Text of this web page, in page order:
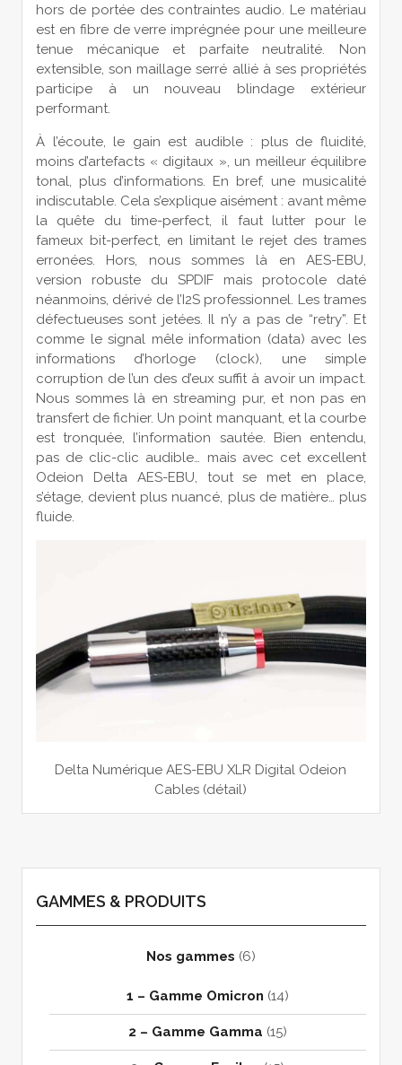
hors de portée des contraintes audio. Le matériau
est en fibre de verre imprégnée pour une meilleure
tenue mécanique et parfaite neutralité. Non
extensible, son maillage serré allié à ses propriétés
participe à un nouveau blindage extérieur
performant.
À l’écoute, le gain est audible : plus de fluidité,
moins d’artefacts « digitaux », un meilleur équilibre
tonal, plus d’informations. En bref, une musicalité
indiscutable. Cela s’explique aisément : avant même
la quête du time-perfect, il faut lutter pour le
fameux bit-perfect, en limitant le rejet des trames
erronées. Hors, nous sommes là en AES-EBU,
version robuste du SPDIF mais protocole daté
néanmoins, dérivé de l’I2S professionnel. Les trames
défectueuses sont jetées. Il n’y a pas de “retry”. Et
comme le signal mêle information (data) avec les
informations d’horloge (clock), une simple
corruption de l’un des d’eux suffit à avoir un impact.
Nous sommes là en streaming pur, et non pas en
transfert de fichier. Un point manquant, et la courbe
est tronquée, l’information sautée. Bien entendu,
pas de clic-clic audible… mais avec cet excellent
Odeion Delta AES-EBU, tout se met en place,
s’étage, devient plus nuancé, plus de matière… plus
fluide.
Delta Numérique AES-EBU XLR Digital Odeion
Cables (détail)
GAMMES & PRODUITS
Nos gammes (6)
1 – Gamme Omicron (14)
2 – Gamme Gamma (15)